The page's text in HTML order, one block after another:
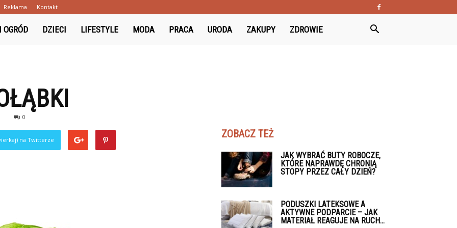
Reklama Kontakt
OGRÓD DZIECI LIFESTYLE MODA PRACA URODA ZAKUPY ZDROWIE
0
na Twitterze ZOBACZ TEŻ
JAK WYBRAĆ BUTY ROBOCZE,
KTÓRE NAPRAWDĘ CHRONIĄ
STOPY PRZEZ CAŁY DZIEŃ?
PODUSZKI LATEKSOWE A
AKTYWNE PODPARCIE – JAK
MATERIAŁ REAGUJE NA RUCH...